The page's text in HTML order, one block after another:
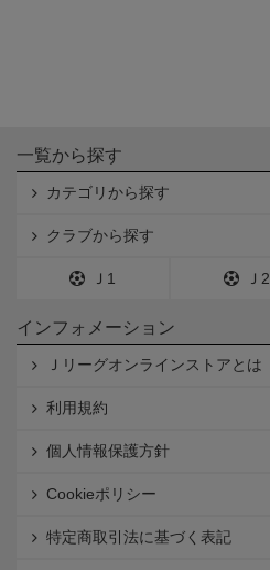
一覧から探す
カテゴリから探す
クラブから探す
Ｊ1 Ｊ2
インフォメーション
Ｊリーグオンラインストアとは
利用規約
個人情報保護方針
Cookieポリシー
特定商取引法に基づく表記